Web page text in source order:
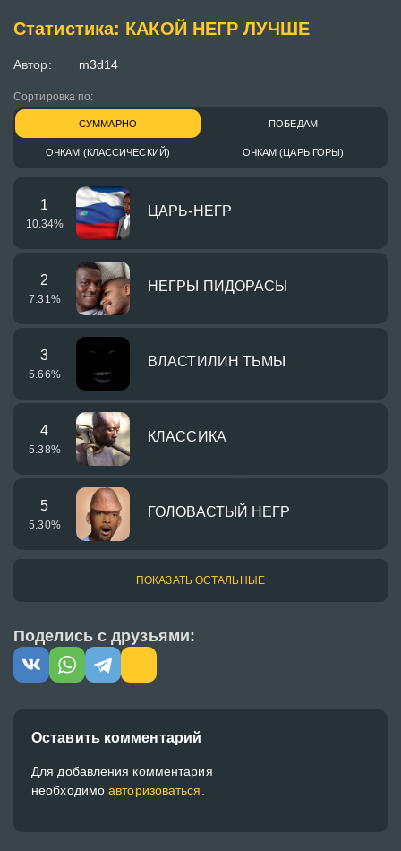
Статистика: КАКОЙ НЕГР ЛУЧШЕ
Автор: m3d14
Сортировка по:
СУММАРНО ПОБЕДАМ
ОЧКАМ (КЛАССИЧЕСКИЙ) ОЧКАМ (ЦАРЬ ГОРЫ)
1
10.34%
ЦАРЬ-НЕГР
2
7.31%
НЕГРЫ ПИДОРАСЫ
3
5.66%
ВЛАСТИЛИН ТЬМЫ
4
5.38%
КЛАССИКА
5
5.30%
ГОЛОВАСТЫЙ НЕГР
ПОКАЗАТЬ ОСТАЛЬНЫЕ
Поделись с друзьями:
Оставить комментарий
Для добавления комментария
необходимоавторизоваться.